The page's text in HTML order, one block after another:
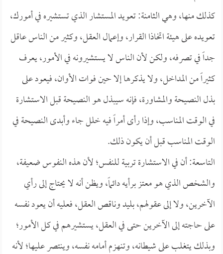
كذلك منها، وهي الثامنة: تعويد المستشار الذي تستشيره في أمورك،
تعويده على هيئة اتخاذا القرار، وإعمال العقل، وكثير من الناس عاقل
جداً في تصرفه، ولكن لأن الناس لا يستشيرونه في الأمور، يعرف
كثيراً من المداخل، ولا يذكرها إلا حين فوات الأوان، فيعود على
بذل النصيحة والمشاورة، فإنه سيبذل هو النصيحة قبل الاستشارة
في الوقت المناسب، وإذا رأى أمراً فيه خلل جاء وأبدى النصيحة في
الوقت المناسب قبل أن يكون ذلك.
التاسعة: أن في الاستشارة تربية للنفس؛ لأن هذه النفوس ضعيفة،
والشخص الذي هو معتز برأيه دائماً، ويظن أنه لا يحتاج إلى رأي
الآخرين، ولا إلى عقولهم، بليد وناقص العقل، فعليه أن يعود نفسه
على حاجته إلى الآخرين حتى في العقل، يستشيرهم في كل الأمور؛
وبذلك يتغلب على شيطانه، وتنهزم أمامه نفسه، وينتصر عليها؛ لأنه